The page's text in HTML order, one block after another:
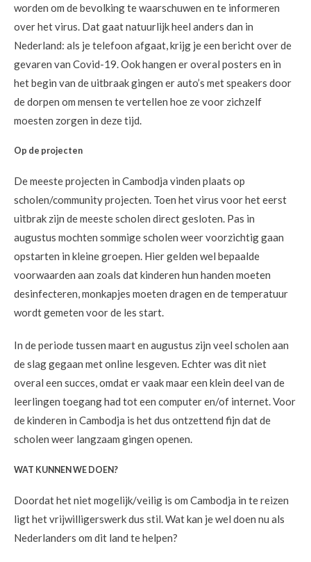
worden om de bevolking te waarschuwen en te informeren
over het virus. Dat gaat natuurlijk heel anders dan in
Nederland: als je telefoon afgaat, krijg je een bericht over de
gevaren van Covid-19. Ook hangen er overal posters en in
het begin van de uitbraak gingen er auto’s met speakers door
de dorpen om mensen te vertellen hoe ze voor zichzelf
moesten zorgen in deze tijd.
Op de projecten
De meeste projecten in Cambodja vinden plaats op
scholen/community projecten. Toen het virus voor het eerst
uitbrak zijn de meeste scholen direct gesloten. Pas in
augustus mochten sommige scholen weer voorzichtig gaan
opstarten in kleine groepen. Hier gelden wel bepaalde
voorwaarden aan zoals dat kinderen hun handen moeten
desinfecteren, monkapjes moeten dragen en de temperatuur
wordt gemeten voor de les start.
In de periode tussen maart en augustus zijn veel scholen aan
de slag gegaan met online lesgeven. Echter was dit niet
overal een succes, omdat er vaak maar een klein deel van de
leerlingen toegang had tot een computer en/of internet. Voor
de kinderen in Cambodja is het dus ontzettend fijn dat de
scholen weer langzaam gingen openen.
WAT KUNNEN WE DOEN?
Doordat het niet mogelijk/veilig is om Cambodja in te reizen
ligt het vrijwilligerswerk dus stil. Wat kan je wel doen nu als
Nederlanders om dit land te helpen?